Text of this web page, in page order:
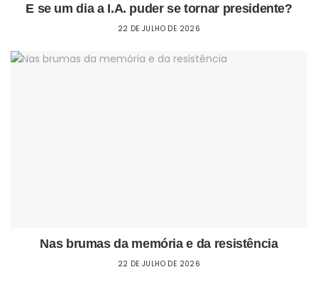
E se um dia a I.A. puder se tornar presidente?
22 DE JULHO DE 2026
Nas brumas da memória e da resistência
22 DE JULHO DE 2026